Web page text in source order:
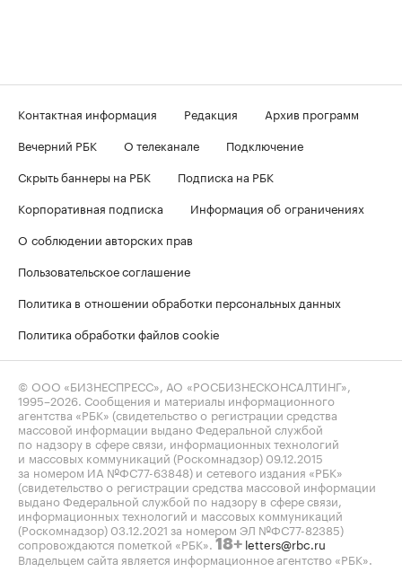
Контактная информация Редакция
Архив программ
Вечерний РБК
О телеканале
Подключение
Скрыть баннеры на РБК
Подписка на РБК
Корпоративная подписка
Информация об ограничениях
О соблюдении авторских прав
Пользовательское соглашение
Политика в отношении обработки персональных данных
Политика обработки файлов cookie
© ООО «БИЗНЕСПРЕСС», АО «РОСБИЗНЕСКОНСАЛТИНГ»,
1995–2026 . Сообщения и материалы информационного
агентства «РБК» (свидетельство о регистрации средства
массовой информации выдано Федеральной службой
по надзору в сфере связи, информационных технологий
и массовых коммуникаций (Роскомнадзор) 09.12.2015
за номером ИА №ФС77-63848) и сетевого издания «РБК»
(свидетельство о регистрации средства массовой информации
выдано Федеральной службой по надзору в сфере связи,
информационных технологий и массовых коммуникаций
(Роскомнадзор) 03.12.2021 за номером ЭЛ №ФС77-82385)
сопровождаются пометкой «РБК». 18+ letters@rbc.ru
Владельцем сайта является информационное агентство «РБК».